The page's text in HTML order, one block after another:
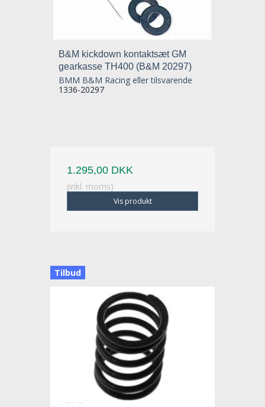
B&M kickdown kontaktsæt GM
gearkasse TH400 (B&M 20297)
BMM B&M Racing eller tilsvarende
1336-20297
1.295,00 DKK
(inkl. moms)
Vis produkt
Tilbud